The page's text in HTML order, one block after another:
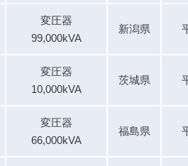
変圧器
99,000kVA
新潟県
変圧器
10,000kVA
茨城県
変圧器
66,000kVA
福島県